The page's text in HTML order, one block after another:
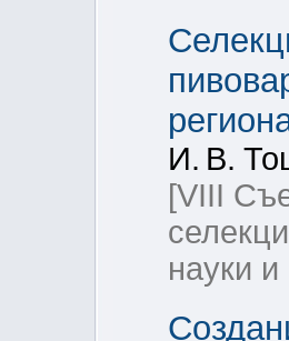
И. В.
[VIII
науки